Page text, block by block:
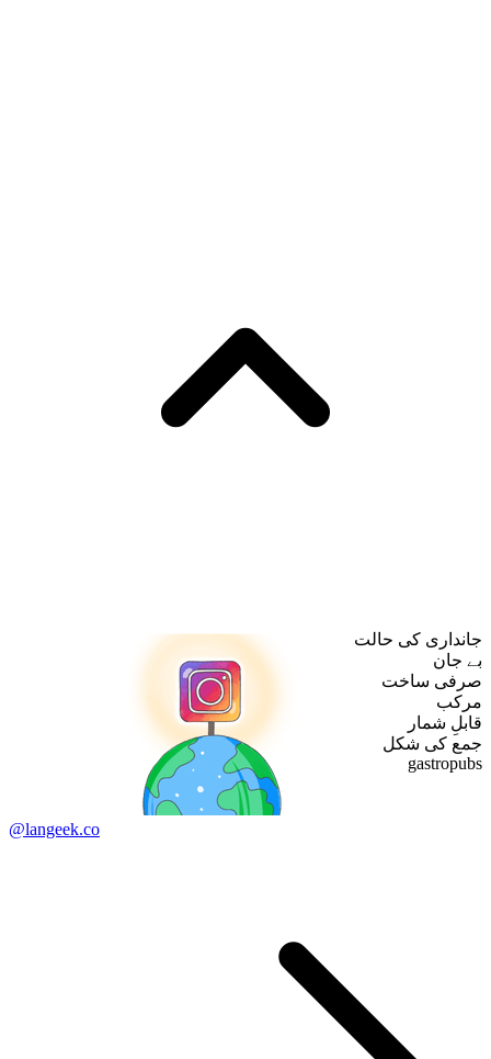
جانداری کی حالت
بے جان
صرفی ساخت
مرکب
قابلِ شمار
جمع کی شکل
gastropubs
@langeek.co